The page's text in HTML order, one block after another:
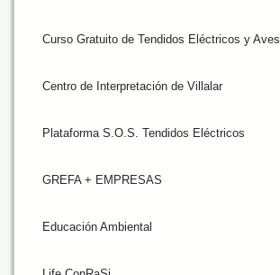
Curso Gratuito de Tendidos Eléctricos y Aves
Centro de Interpretación de Villalar
Plataforma S.O.S. Tendidos Eléctricos
GREFA + EMPRESAS
Educación Ambiental